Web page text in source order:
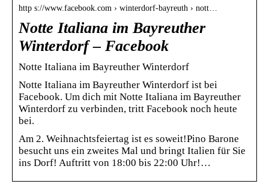
http s://www.facebook.com › winterdorf-bayreuth › nott…
Notte Italiana im Bayreuther
Winterdorf – Facebook
Notte Italiana im Bayreuther Winterdorf
Notte Italiana im Bayreuther Winterdorf ist bei
Facebook. Um dich mit Notte Italiana im Bayreuther
Winterdorf zu verbinden, tritt Facebook noch heute
bei.
Am 2. Weihnachtsfeiertag ist es soweit!Pino Barone
besucht uns ein zweites Mal und bringt Italien für Sie
ins Dorf! Auftritt von 18:00 bis 22:00 Uhr!…